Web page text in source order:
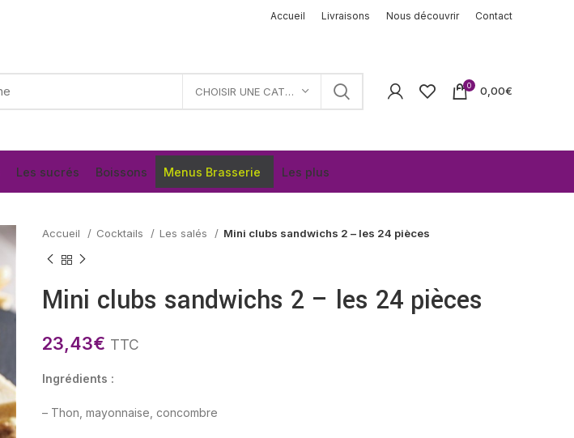
Accueil Livraisons Nous découvrir Contact
CHOISIR UNE CATÉGORIE 0 0,00€
Les sucrés Boissons Menus Brasserie Les plus
Accueil Cocktails Les salés Mini clubs sandwichs 2 – les 24 pièces
Mini clubs sandwichs 2 – les 24 pièces
23,43€ TTC
Ingrédients :
– Thon, mayonnaise, concombre